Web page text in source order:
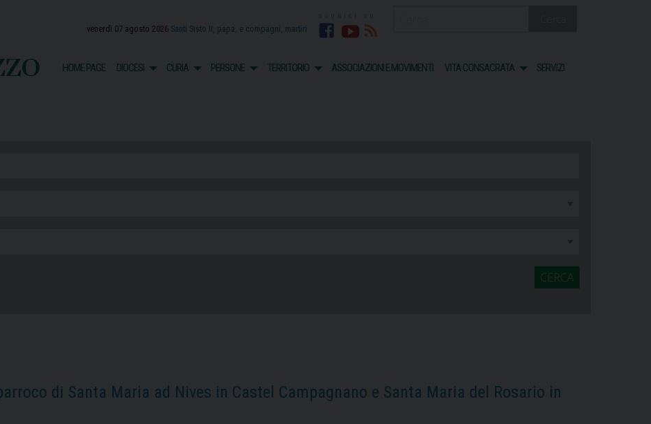
venerdì 07 agosto 2026 Santi Sisto II, papa, e compagni, martiri Facebook
Youtube
RSS
HOME PAGE DIOCESI CURIA PERSONE TERRITORIO ASSOCIAZIONI E MOVIMENTI VITA CONSACRATA SERVIZI
CERCA
di Santa Maria ad Nives in Castel Campagnano e Santa Maria del Rosario in